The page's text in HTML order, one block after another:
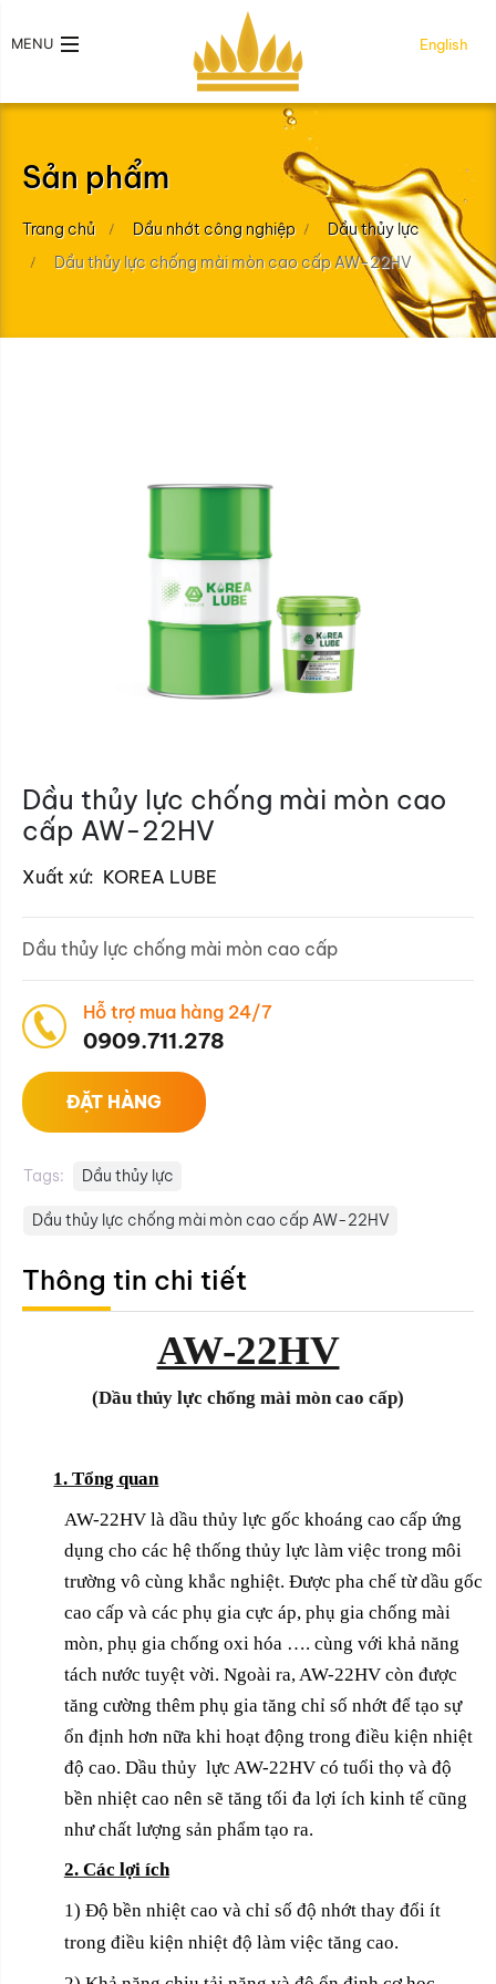
MENU English
Sản phẩm
Trang chủ Dầu nhớt công nghiệp
Dầu thủy lực
Dầu thủy lực chống mài mòn cao cấp AW-22HV
Dầu thủy lực chống mài mòn cao
cấp AW-22HV
Xuất xứ: KOREA LUBE
Dầu thủy lực chống mài mòn cao cấp
Hỗ trợ mua hàng 24/7
0909.711.278
ĐẶT HÀNG
Tags: Dầu thủy lực
Dầu thủy lực chống mài mòn cao cấp AW-22HV
Thông tin chi tiết
AW-22HV
(Dầu thủy lực chống mài mòn cao cấp)
1. Tổng quan
AW-22HV là dầu thủy lực gốc khoáng cao cấp ứng
dụng cho các hệ thống thủy lực làm việc trong môi
trường vô cùng khắc nghiệt. Được pha chế từ dầu gốc
cao cấp và các phụ gia cực áp, phụ gia chống mài
mòn, phụ gia chống oxi hóa …. cùng với khả năng
tách nước tuyệt vời. Ngoài ra, AW-22HV còn được
tăng cường thêm phụ gia tăng chỉ số nhớt để tạo sự
ổn định hơn nữa khi hoạt động trong điều kiện nhiệt
độ cao. Dầu thủy lực AW-22HV có tuổi thọ và độ
bền nhiệt cao nên sẽ tăng tối đa lợi ích kinh tế cũng
như chất lượng sản phẩm tạo ra.
2. Các lợi ích
1) Độ bền nhiệt cao vàchỉ số độ nhớt thay đổi ít
trong điều kiện nhiệt độ làm việc tăng cao.